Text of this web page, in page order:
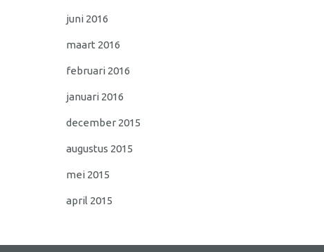
juni 2016
maart 2016
februari 2016
januari 2016
december 2015
augustus 2015
mei 2015
april 2015